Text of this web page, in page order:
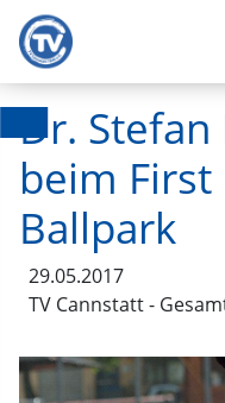
Dr.
beim
Ballpark
29.05.2017
TV Cannstatt -